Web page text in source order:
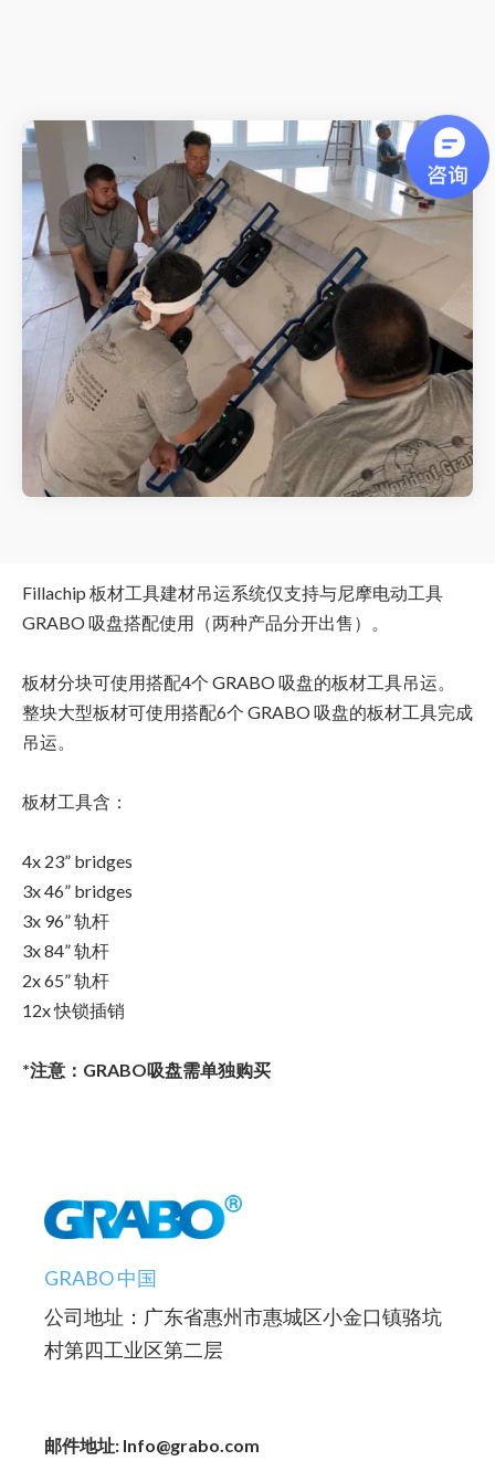
Fillachip 板材工具建材吊运系统仅支持与尼摩电动工具
GRABO 吸盘搭配使用（两种产品分开出售）。
板材分块可使用搭配4个 GRABO 吸盘的板材工具吊运。
整块大型板材可使用搭配6个 GRABO 吸盘的板材工具完成
吊运。
板材工具含：
4x 23” bridges
3x 46” bridges
3x 96” 轨杆
3x 84” 轨杆
2x 65” 轨杆
12x 快锁插销
*注意：GRABO吸盘需单独购买
GRABO 中国
公司地址：广东省惠州市惠城区小金口镇骆坑
村第四工业区第二层
邮件地址: Info@grabo.com